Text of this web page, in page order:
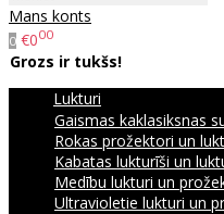
Mans konts
0 €000
Grozs ir tukšs!
Lukturi
Gaismas kaklasiksnas
Rokas prožektori un
Kabatas lukturīši un
Medību lukturi un
Ultravioletie lukturi un